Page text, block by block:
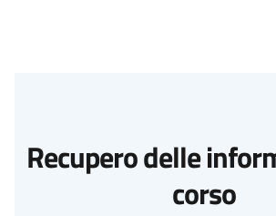
Recupero delle
corso